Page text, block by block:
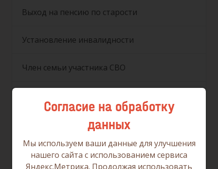
Выход на пенсию по старости
Установление инвалидности
Член семьи участника СВО
Рождение ребенка
Приобретение недвижимости
Согласие на обработку
данных
Мы используем ваши данные для улучшения
нашего сайта с использованием сервиса
Яндекс.Метрика. Продолжая использовать